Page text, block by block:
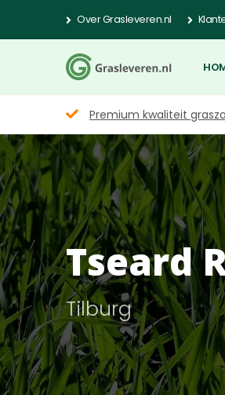
Over Grasleveren.nl
Premium kwaliteit
Tseard
Tilburg